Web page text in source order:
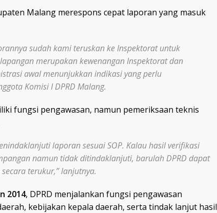
Malang merespons cepat laporan yang masuk
sudah kami teruskan ke Inspektorat untuk
merupakan kewenangan Inspektorat dan
awal menunjukkan indikasi yang perlu
Komisi I DPRD Malang.
fungsi pengawasan, namun pemeriksaan teknis
laporan sesuai SOP. Kalau hasil verifikasi
namun tidak ditindaklanjuti, barulah DPRD dapat
terukur,” lanjutnya.
2014, DPRD menjalankan fungsi pengawasan
kebijakan kepala daerah, serta tindak lanjut hasil